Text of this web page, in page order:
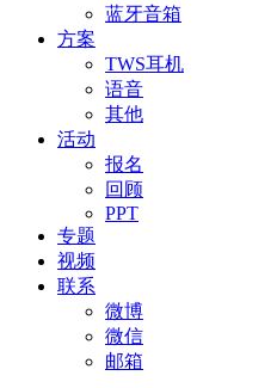
蓝牙音箱
方案
TWS耳机
语音
其他
活动
报名
回顾
PPT
专题
视频
联系
微博
微信
邮箱